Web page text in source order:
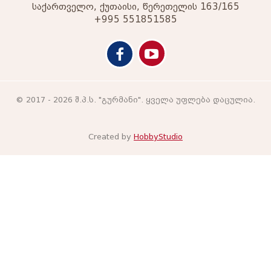
საქართველო, ქუთაისი, წერეთელის 163/165
+995 551851585
© 2017 - 2026 შ.პ.ს. "გურმანი". ყველა უფლება დაცულია.
Created by HobbyStudio